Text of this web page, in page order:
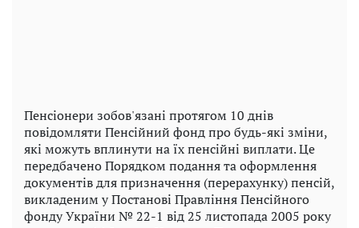
Пенсіонери зобов'язані протягом 10 днів
повідомляти Пенсійний фонд про будь-які зміни,
які можуть вплинути на їх пенсійні виплати. Це
передбачено Порядком подання та оформлення
документів для призначення (перерахунку) пенсій,
викладеним у Постанові Правління Пенсійного
фонду України № 22-1 від 25 листопада 2005 року